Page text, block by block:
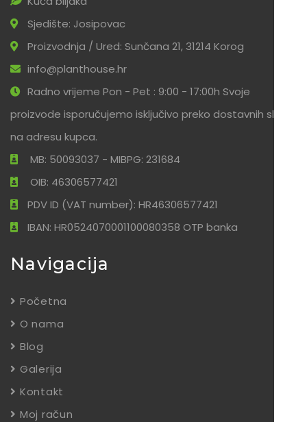
Sjedište: Josipovac
Proizvodnja / Ured: Sunčana 21, 31214 Korog
info@planthouse.hr
Radno vrijeme Pon - Pet : 9:00 - 17:00h Svoje
proizvode isporučujemo isključivo preko dostavnih službi
na adresu kupca.
MB: 50093037 - MIBPG: 231684
OIB: 46306577421
PDV ID (VAT number): HR46306577421
IBAN: HR0524070001100080358 OTP banka
Navigacija
Početna
O nama
Blog
Galerija
Kontakt
Moj račun